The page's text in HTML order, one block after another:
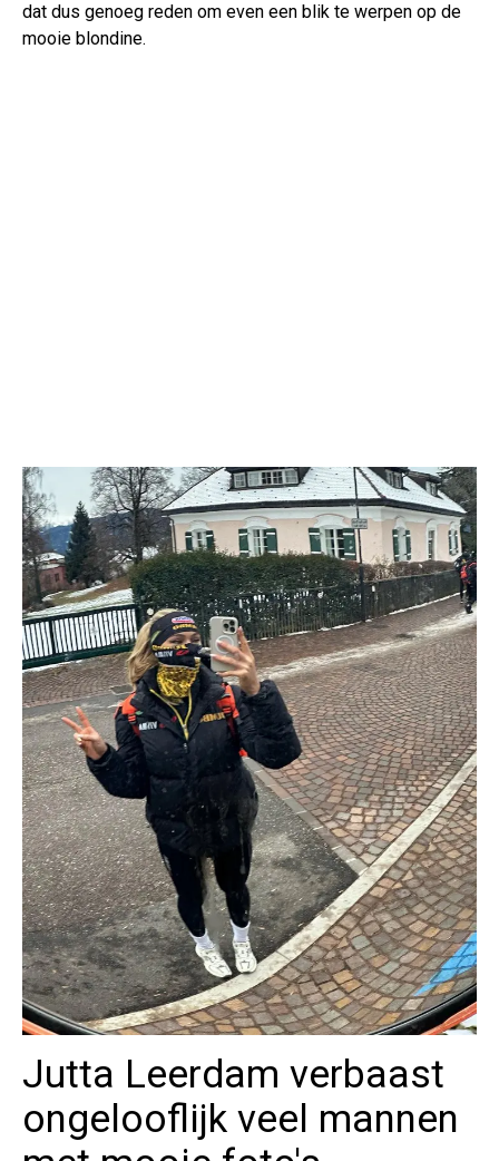
dat dus genoeg reden om even een blik te werpen op de
mooie blondine.
Jutta Leerdam verbaast
ongelooflijk veel mannen